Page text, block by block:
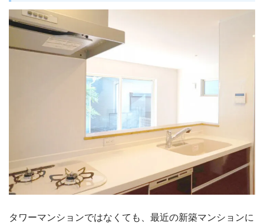
タワーマンションではなくても、最近の新築マンションに